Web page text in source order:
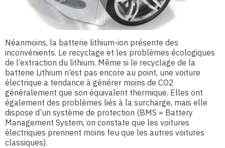
Néanmoins, la batterie lithium-ion présente des
inconvénients. Le recyclage et les problèmes écologiques
de l’extraction du lithium. Même si le recyclage de la
batterie Lithium n’est pas encore au point, une voiture
électrique a tendance à générer moins de CO2
généralement que son équivalent thermique. Elles ont
également des problèmes liés à la surcharge, mais elle
dispose d’un système de protection (BMS = Battery
Management System, on constate que les voitures
électriques prennent moins feu que les autres voitures
classiques).